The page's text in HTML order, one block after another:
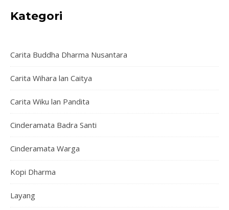
Kategori
Carita Buddha Dharma Nusantara
Carita Wihara lan Caitya
Carita Wiku lan Pandita
Cinderamata Badra Santi
Cinderamata Warga
Kopi Dharma
Layang